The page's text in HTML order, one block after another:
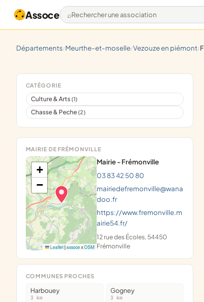
Assoce Rechercher une association
départements/ meurthe-et-moselle/ vezouze en piémont/
CATÉGORIE
Culture & Arts(1)
Chasse & Peche(2)
MAIRIE DE FRÉMONVILLE
+
−
Leaflet|assocexOSM
Mairie - Frémonville
03 83 42 50 80
mairiedefremonville@wana
doo.fr
https://www.fremonville.m
airie54.fr/
12 rue des Écoles, 54450
Frémonville
COMMUNES PROCHES
Harbouey
3 km
Gogney
3 km